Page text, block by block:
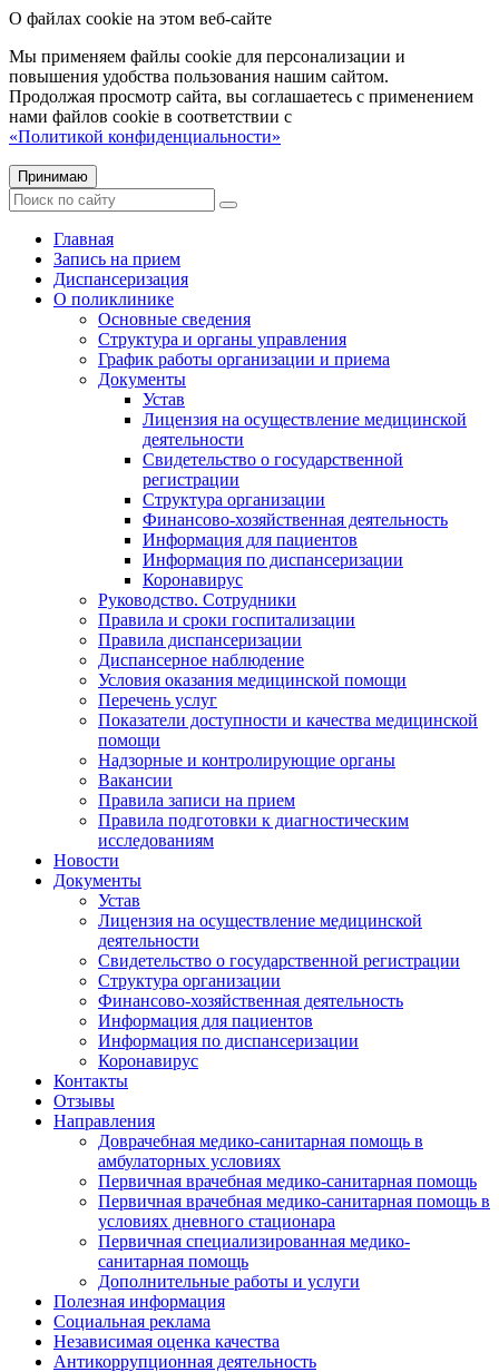
О файлах cookie на этом веб-сайте
Мы применяем файлы cookie для персонализации и
повышения удобства пользования нашим сайтом.
Продолжая просмотр сайта, вы соглашаетесь с применением
нами файлов cookie в соответствии с
«Политикой конфиденциальности»
Принимаю
Главная
Запись на прием
Диспансеризация
О поликлинике
Основные сведения
Структура и органы управления
График работы организации и приема
Документы
Устав
Лицензия на осуществление медицинской
деятельности
Свидетельство о государственной
регистрации
Структура организации
Финансово-хозяйственная деятельность
Информация для пациентов
Информация по диспансеризации
Коронавирус
Руководство. Сотрудники
Правила и сроки госпитализации
Правила диспансеризации
Диспансерное наблюдение
Условия оказания медицинской помощи
Перечень услуг
Показатели доступности и качества медицинской
помощи
Надзорные и контролирующие органы
Вакансии
Правила записи на прием
Правила подготовки к диагностическим
исследованиям
Новости
Документы
Устав
Лицензия на осуществление медицинской
деятельности
Свидетельство о государственной регистрации
Структура организации
Финансово-хозяйственная деятельность
Информация для пациентов
Информация по диспансеризации
Коронавирус
Контакты
Отзывы
Направления
Доврачебная медико-санитарная помощь в
амбулаторных условиях
Первичная врачебная медико-санитарная помощь
Первичная врачебная медико-санитарная помощь в
условиях дневного стационара
Первичная специализированная медико-
санитарная помощь
Дополнительные работы и услуги
Полезная информация
Социальная реклама
Независимая оценка качества
Антикоррупционная деятельность